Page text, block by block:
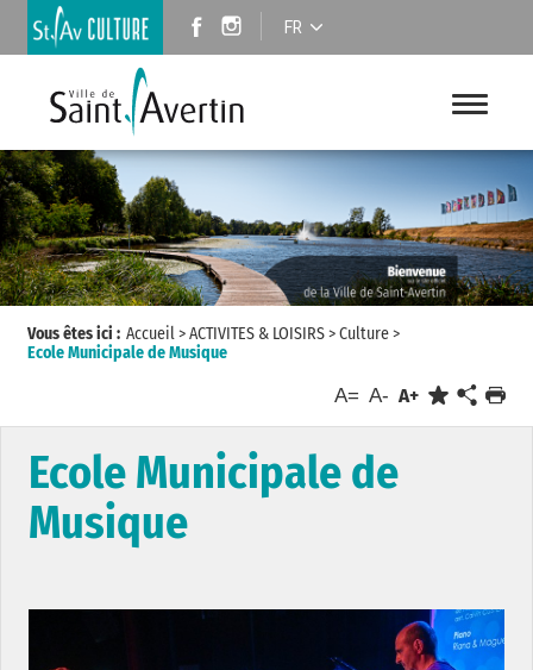
FR
Vous êtes ici : Accueil>ACTIVITES & LOISIRS>Culture>
Ecole Municipale de Musique
A= A- A+
Ecole Municipale de
Musique